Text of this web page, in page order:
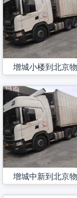
增城小楼到北京
增城中新到北京